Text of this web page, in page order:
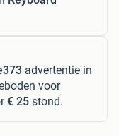
advertentie in
voor
€ 25 stond.